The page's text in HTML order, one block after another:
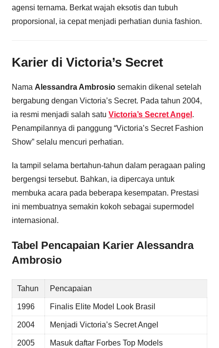
agensi ternama. Berkat wajah eksotis dan tubuh
proporsional, ia cepat menjadi perhatian dunia fashion.
Karier di Victoria’s Secret
Nama Alessandra Ambrosio semakin dikenal setelah
bergabung dengan Victoria’s Secret. Pada tahun 2004,
ia resmi menjadi salah satu Victoria’s Secret Angel .
Penampilannya di panggung “Victoria’s Secret Fashion
Show” selalu mencuri perhatian.
Ia tampil selama bertahun-tahun dalam peragaan paling
bergengsi tersebut. Bahkan, ia dipercaya untuk
membuka acara pada beberapa kesempatan. Prestasi
ini membuatnya semakin kokoh sebagai supermodel
internasional.
Tabel Pencapaian Karier Alessandra
Ambrosio
Tahun Pencapaian
1996 Finalis Elite Model Look Brasil
2004 Menjadi Victoria’s Secret Angel
2005 Masuk daftar Forbes Top Models